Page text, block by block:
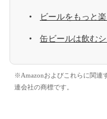
ビールをもっと
缶ビールは飲む
※Amazonおよびこれらに関連
連会社の商標です。